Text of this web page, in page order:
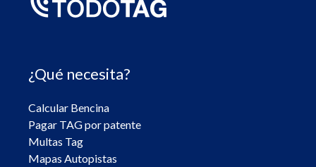
¿Qué necesita?
Calcular Bencina
Pagar TAG por patente
Multas Tag
Mapas Autopistas